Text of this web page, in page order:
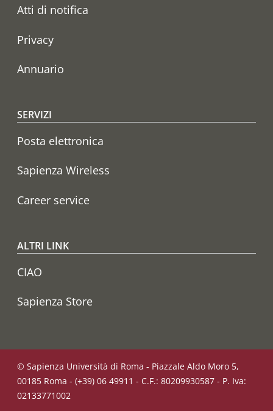
Atti di notifica
Privacy
Annuario
SERVIZI
Posta elettronica
Sapienza Wireless
Career service
ALTRI LINK
CIAO
Sapienza Store
© Sapienza Università di Roma - Piazzale Aldo Moro 5,
00185 Roma - (+39) 06 49911 - C.F.: 80209930587 - P. Iva:
02133771002